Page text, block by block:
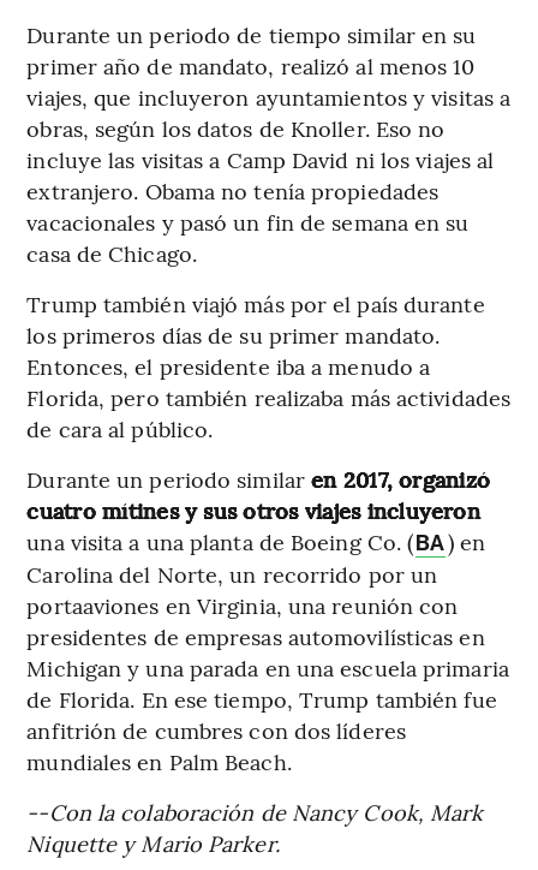
Durante un periodo de tiempo similar en su
primer año de mandato, realizó al menos 10
viajes, que incluyeron ayuntamientos y visitas a
obras, según los datos de Knoller. Eso no
incluye las visitas a Camp David ni los viajes al
extranjero. Obama no tenía propiedades
vacacionales y pasó un fin de semana en su
casa de Chicago.
Trump también viajó más por el país durante
los primeros días de su primer mandato.
Entonces, el presidente iba a menudo a
Florida, pero también realizaba más actividades
de cara al público.
Durante un periodo similaren 2017, organizó
cuatro mítines y sus otros viajes incluyeron
una visita a una planta de Boeing Co. (BA) en
Carolina del Norte, un recorrido por un
portaaviones en Virginia, una reunión con
presidentes de empresas automovilísticas en
Michigan y una parada en una escuela primaria
de Florida. En ese tiempo, Trump también fue
anfitrión de cumbres con dos líderes
mundiales en Palm Beach.
--Con la colaboración de Nancy Cook, Mark
Niquette y Mario Parker.